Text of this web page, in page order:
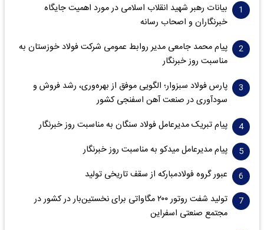
بیانات رهبر شهید انقلاب اسلامی در مورد اهمیت جایگاه
خبرنگاران و اصحاب رسانه
پیام محمد جامعی مدیر روابط عمومی شرکت فولاد خوزستان به
مناسبت روز خبرنگار
پارس فولاد سبزوار؛ الگویی موفق از بهره‌وری، رشد فروش و
سود‌آوری در صنعت آهن اسفنجی کشور
پیام تبریک مدیرعامل فولاد سنگان به مناسبت روز خبرنگار
پیام مدیرعامل میدکو به مناسبت روز خبرنگار
عبور گروه فولادمبارکه از سقف تاریخی تولید
تولید شفت روتور ۲۰۰ مگاواتی برای نخستین‌بار در کشور در
مجتمع صنعتی اسفراین